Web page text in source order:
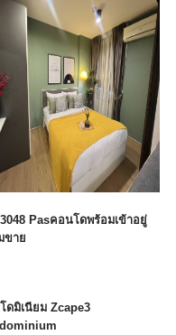
Pasคอนโดพร้อมเข้าอยู่
ขาย
ดมิเนียม Zcape3